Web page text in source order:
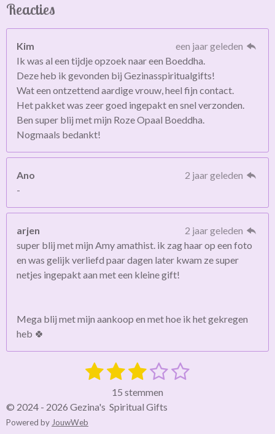
Reacties
Kim
een jaar geleden
Ik was al een tijdje opzoek naar een Boeddha.
Deze heb ik gevonden bij Gezinasspiritualgifts!
Wat een ontzettend aardige vrouw, heel fijn contact.
Het pakket was zeer goed ingepakt en snel verzonden.
Ben super blij met mijn Roze Opaal Boeddha.
Nogmaals bedankt!
Ano
2 jaar geleden
-
arjen
2 jaar geleden
super blij met mijn Amy amathist. ik zag haar op een foto
en was gelijk verliefd paar dagen later kwam ze super
netjes ingepakt aan met een kleine gift!
Mega blij met mijn aankoop en met hoe ik het gekregen
heb 🍀
i
n
1
t
2
s
t
3
s
t
4
s
t
5
15 stemmen
© 2024 - 2026 Gezina's Spiritual Gifts
Powered by JouwWeb